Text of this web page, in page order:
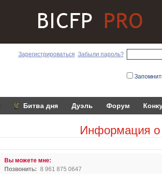
Зарегистрироваться Забыли пароль?
Битва дня Дуэль Форум
Информация о
Вы можете мне:
Позвонить: 8 961 875 0647